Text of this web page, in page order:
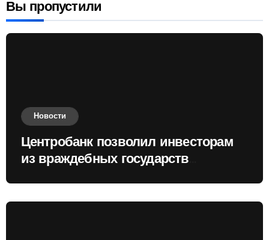
Вы пропустили
Новости
Центробанк позволил инвесторам
из враждебных государств